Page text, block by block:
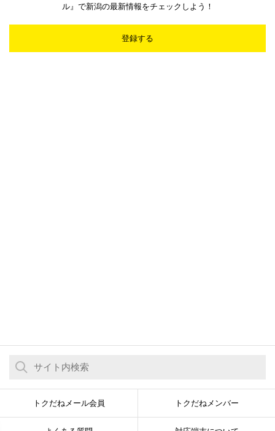
ル』で新潟の最新情報をチェックしよう！
登録する
トクだねメール会員 トクだねメンバー